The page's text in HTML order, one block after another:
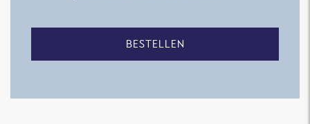
BESTELLEN